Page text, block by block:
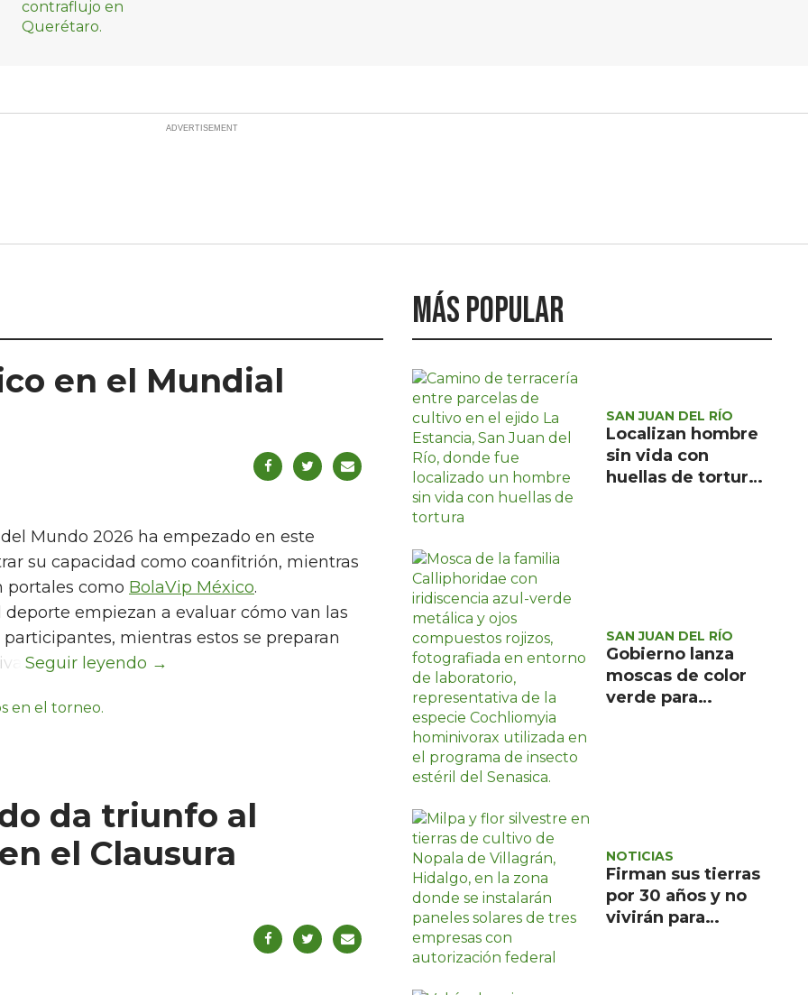
en el Mundial
Mundo 2026 ha empezado en este
su capacidad como coanfitrión, mientras
portales como BolaVip México.
empiezan a evaluar cómo van las
mientras estos se preparan
Más popular
SAN JUAN DEL RÍO
Localizan hombre
sin vida con
huellas de tortura
SAN JUAN DEL RÍO
Gobierno lanza
moscas de color
verde para
NOTICIAS
Firman sus tierras
por 30 años y no
vivirán para
da triunfo al
el Clausura